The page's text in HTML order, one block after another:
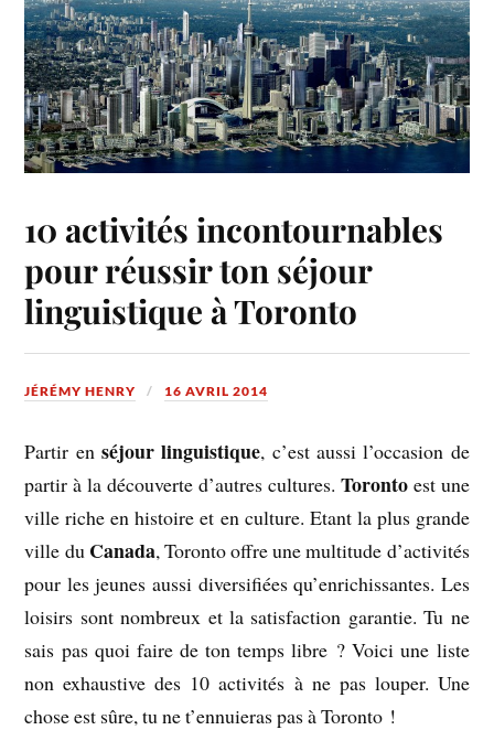
10 activités incontournables
pour réussir ton séjour
linguistique à Toronto
JÉRÉMY HENRY 16 AVRIL 2014
Partir enséjour linguistique, c’est aussi l’occasion de
partir à la découverte d’autres cultures. Torontoest une
ville riche en histoire et en culture. Etant la plus grande
ville du Canada, Toronto offre une multitude d’activités
pour les jeunes aussi diversifiées qu’enrichissantes. Les
loisirs sont nombreux et la satisfaction garantie. Tu ne
sais pas quoi faire de ton temps libre ? Voici une liste
non exhaustive des 10 activités à ne pas louper. Une
chose est sûre, tu ne t’ennuieras pas à Toronto !